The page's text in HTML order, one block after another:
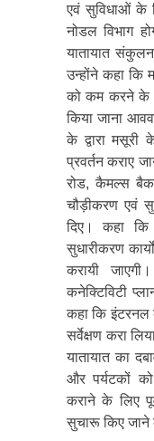
एवं सुविधाओं के
नोडल विभाग
यातायात
उन्होंने कहा कि
को कम करने के
किया जाना
के द्वारा
प्रवर्तन कराए
रोड, कैमल्स बैक
चौड़ीकरण एवं
दिए। कहा
सुधारीकरण
करायी
कनेक्टिविटी
कहा कि इंटरनल
सर्वेक्षण करा
यातायात का
और पर्यटकों
कराने के लिए
सुचारू किए जाने